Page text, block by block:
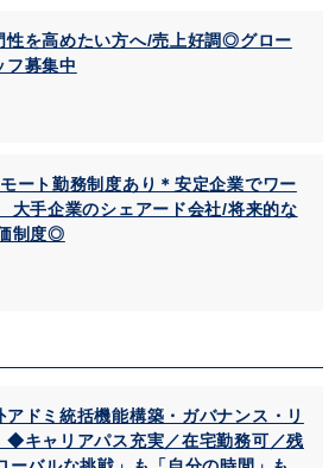
性を高めたい方へ/売上好調◎グロー
フ募集中
ート勤務制度あり＊安定企業でワー
大手企業のシェアード会社/将来的な
制度◎
アドミ統括機能構築・ガバナンス・リ
キャリアパス充実／在宅勤務可／残